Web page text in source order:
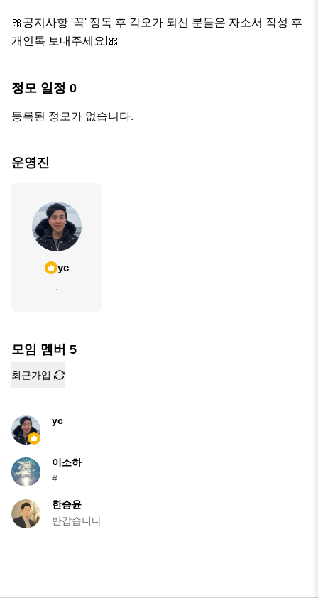
🎀공지사항 '꼭' 정독 후 각오가 되신 분들은 자소서 작성 후
개인톡 보내주세요!🎀
정모 일정 0
등록된 정모가 없습니다.
운영진
yc
.
모임 멤버 5
최근가입
yc
.
이소하
#
한승윤
반갑습니다